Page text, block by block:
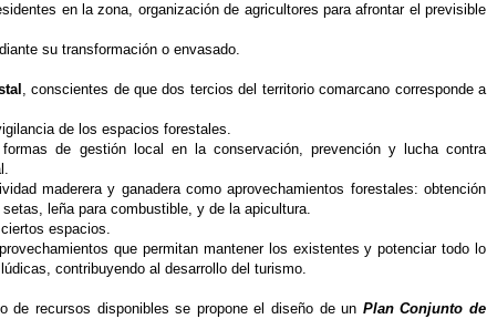
en la zona, organización de agricultores para afrontar el previsible
su transformación o envasado.
, conscientes de que dos tercios del territorio comarcano corresponde a
de los espacios forestales.
de gestión local en la conservación, prevención y lucha contra
maderera y ganadera como aprovechamientos forestales: obtención
leña para combustible, y de la apicultura.
espacios.
que permitan mantener los existentes y potenciar todo lo
contribuyendo al desarrollo del turismo.
de recursos disponibles se propone el diseño de un Plan Conjunto de